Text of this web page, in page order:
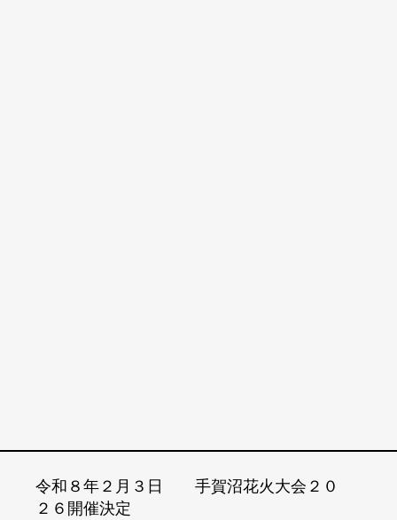
令和８年２月３日 手賀沼花火大会２０
２６開催決定